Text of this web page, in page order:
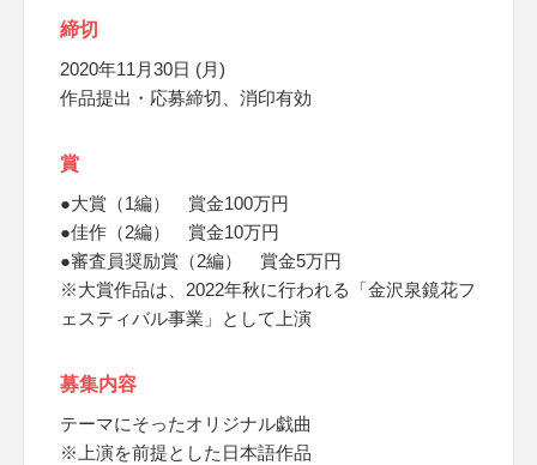
締切
2020年11月30日 (月)
作品提出・応募締切、消印有効
賞
●大賞（1編） 賞金100万円
●佳作（2編） 賞金10万円
●審査員奨励賞（2編） 賞金5万円
※大賞作品は、2022年秋に行われる「金沢泉鏡花フ
ェスティバル事業」として上演
募集内容
テーマにそったオリジナル戯曲
※上演を前提とした日本語作品